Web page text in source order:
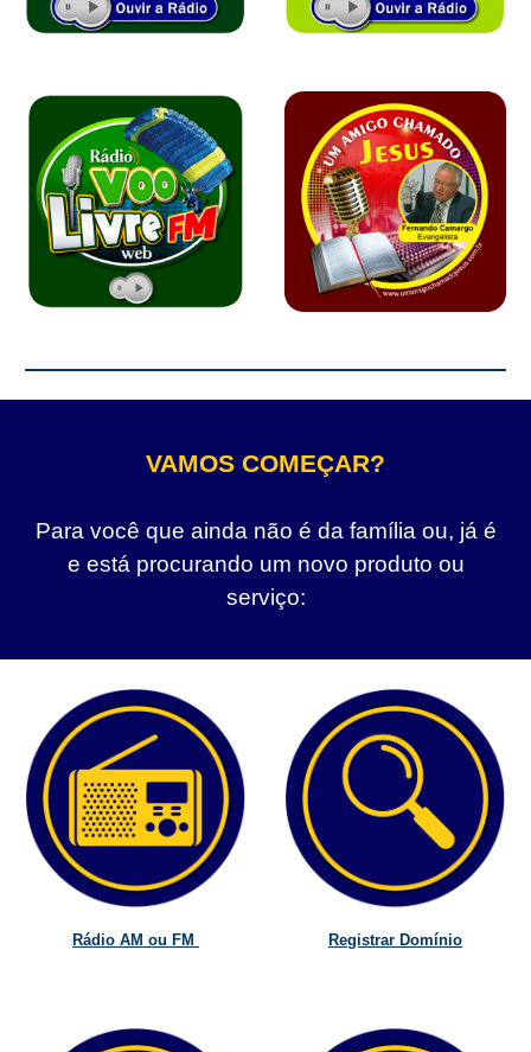
VAMOS COMEÇAR?
Para você que ainda não é da família ou, já é
e está procurando um novo produto ou
serviço:
Rádio AM ou FM Registrar Domínio